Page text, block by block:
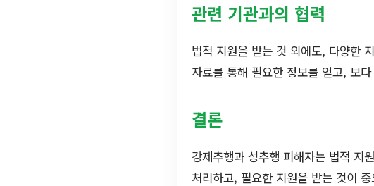
관련 기관과의 협력
법적 지원을 받는 것 외에도, 다양한
자료를 통해 필요한 정보를 얻고, 보
결론
강제추행과 성추행 피해자는 법적 지
처리하고, 필요한 지원을 받는 것이